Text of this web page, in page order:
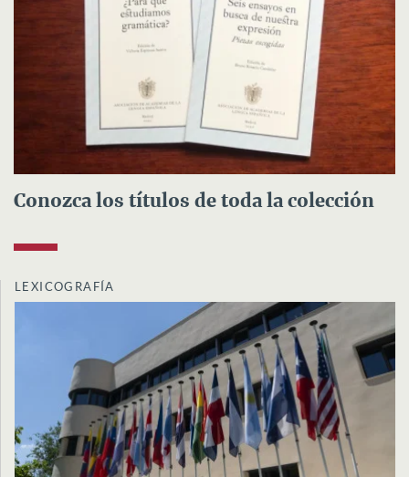
Conozca los títulos de toda la colección
LEXICOGRAFÍA